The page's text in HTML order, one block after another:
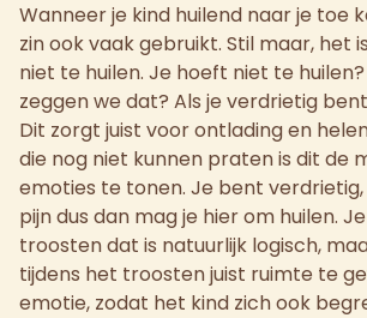
Wanneer je kind huilend naar je toe
zin ook vaak gebruikt. Stil maar, het
niet te huilen. Je hoeft niet te
zeggen we dat? Als je verdrietig
Dit zorgt juist voor ontlading en
die nog niet kunnen praten is dit de
emoties te tonen. Je bent
pijn dus dan mag je hier om huilen.
troosten dat is natuurlijk logisch,
tijdens het troosten juist ruimte te
emotie, zodat het kind zich ook